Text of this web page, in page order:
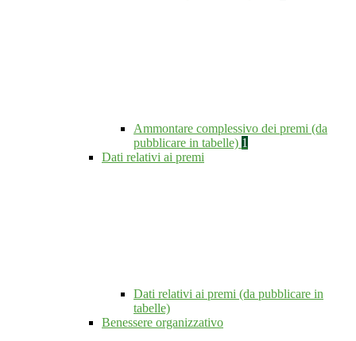
Ammontare complessivo dei premi (da
pubblicare in tabelle) 1
Dati relativi ai premi
Dati relativi ai premi (da pubblicare in
tabelle)
Benessere organizzativo